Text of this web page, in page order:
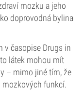
mozku a jeho
doprovodná bylina
v časopise Drugs in
látek mohou mít
– mimo jiné tím, že
funkcí.